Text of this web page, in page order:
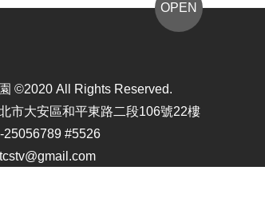
OPEN
©2020 All Rights Reserved.
市大安區和平東路二段106號22樓
25056789 #5526